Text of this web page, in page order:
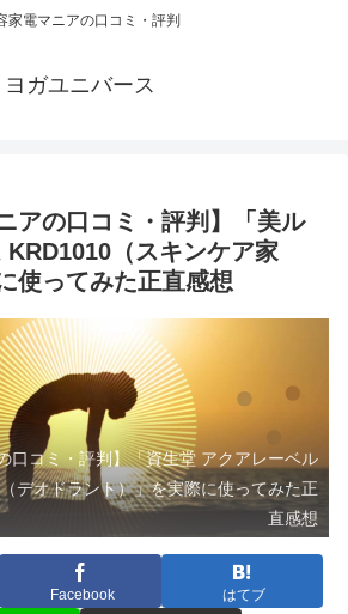
家電マニアの口コミ・評判
ヨガユニバース
アの口コミ・評判】「美ル
KRD1010（スキンケア家
使ってみた正直感想
口コミ・評判】「資生堂 アクアレーベル
デオドラント）」を実際に使ってみた正
直感想
Facebook はてブ